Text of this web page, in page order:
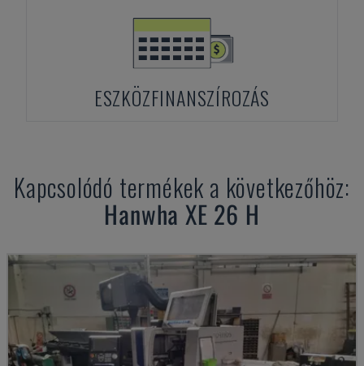
ESZKÖZFINANSZÍROZÁS
Kapcsolódó termékek a következőhöz:
Hanwha XE 26 H